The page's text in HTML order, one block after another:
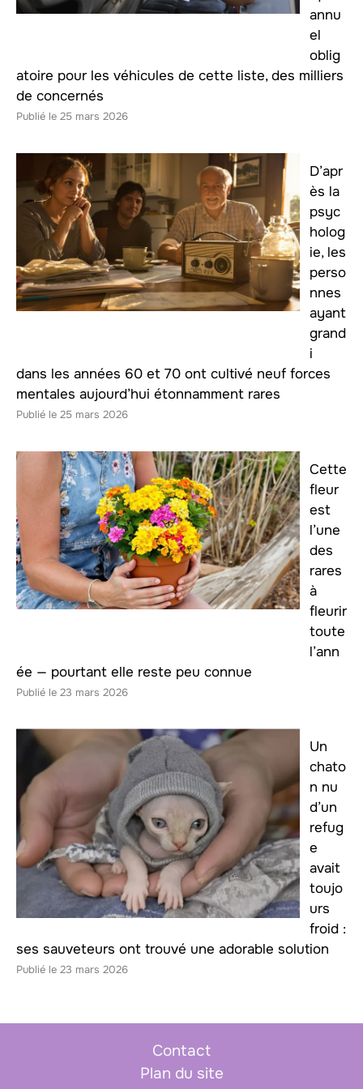
annu
el
oblig
atoire pour les véhicules de cette liste, des milliers
de concernés
25 mars 2026
D’apr
ès la
psyc
holog
ie, les
perso
nnes
ayant
grand
i
dans les années 60 et 70 ont cultivé neuf forces
mentales aujourd’hui étonnamment rares
25 mars 2026
Cette
fleur
est
l’une
des
rares
à
fleurir
toute
l’ann
ée — pourtant elle reste peu connue
23 mars 2026
Un
chato
n nu
d’un
refug
e
avait
toujo
urs
froid :
ses sauveteurs ont trouvé une adorable solution
23 mars 2026
Contact
Plan du site